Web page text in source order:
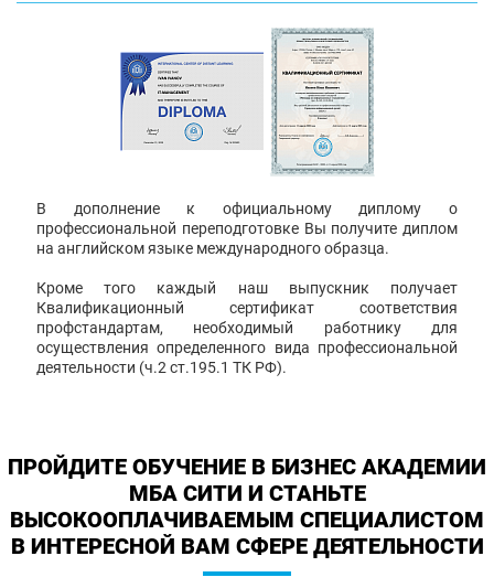
В дополнение к официальному диплому о
профессиональной переподготовке Вы получите диплом
на английском языке международного образца.
Кроме того каждый наш выпускник получает
Квалификационный сертификат соответствия
профстандартам, необходимый работнику для
осуществления определенного вида профессиональной
деятельности (ч.2 ст.195.1 ТК РФ).
ПРОЙДИТЕ ОБУЧЕНИЕ В БИЗНЕС АКАДЕМИИ
МБА СИТИ И СТАНЬТЕ
ВЫСОКООПЛАЧИВАЕМЫМ СПЕЦИАЛИСТОМ
В ИНТЕРЕСНОЙ ВАМ СФЕРЕ ДЕЯТЕЛЬНОСТИ